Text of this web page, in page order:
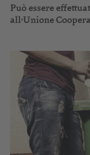
Può essere
all’Unione